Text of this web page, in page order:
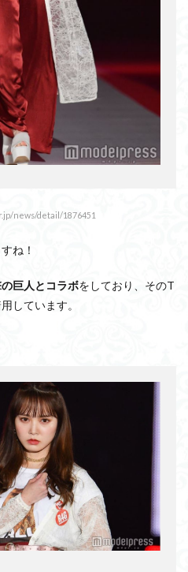
news/detail/1876451
ね！
の巨人とコラボをしており、そのT
しています。